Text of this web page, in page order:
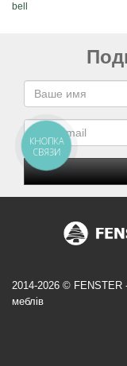
bell
2014-2026 © FENSTER
меблів
КНОПКА
СВЯЗИ